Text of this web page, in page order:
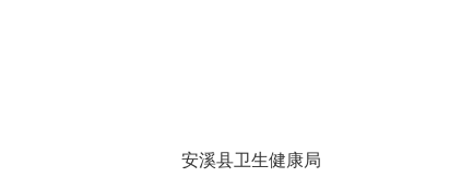
安溪县卫生健康局